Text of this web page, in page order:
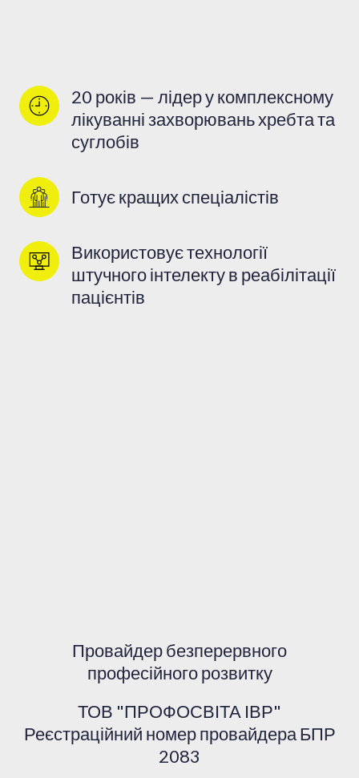
20 років — лідер у комплексному
лікуванні захворювань хребта та
суглобів
Готує кращих спеціалістів
Використовує технології
штучного інтелекту в реабілітації
пацієнтів
Провайдер безперервного
професійного розвитку
ТОВ "ПРОФОСВІТА ІВР"
Реєстраційний номер провайдера БПР
2083